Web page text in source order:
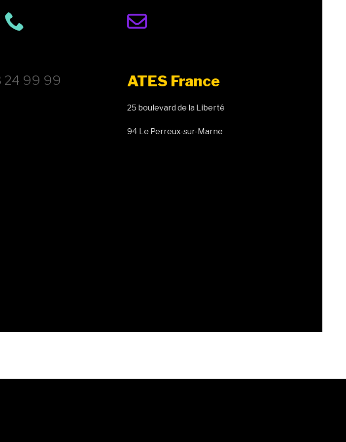
24 99 99 ATES France
25 boulevard de la Liberté
94 Le Perreux-sur-Marne